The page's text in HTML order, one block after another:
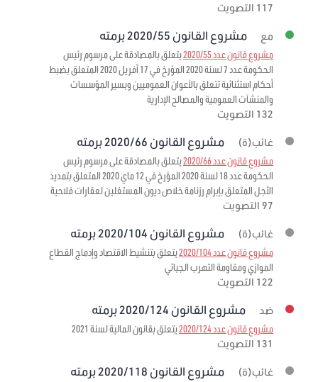
117 التصويت
مع مشروع القانون 2020/55 برمته
مشروع قانون عدد 2020/55
يتعلق بالمصادقة على مرسوم رئيس
الحكومة عدد 7 لسنة 2020 المؤرخ في 17 أفريل 2020 المتعلق بضبط
أحكام استثنائية تتعلق بالأعوان العموميين وبسير المؤسسات
والمنشآت العمومية والمصالح الإدارية
132 التصويت
غائب(ة) مشروع القانون 2020/66 برمته
مشروع قانون عدد 2020/66
يتعلق بالمصادقة على مرسوم رئيس
الحكومة عدد 18 لسنة 2020 المؤرخ في 12 ماي 2020 المتعلق بتمديد
الأجل المتعلق بإبرام رزنامة خلاص ديون المستغلين لعقارات فلاحية
97 التصويت
غائب(ة) مشروع القانون 2020/104 برمته
مشروع قانون عدد 2020/104
يتعلق بتنشيط الاقتصاد وإدماج القطاع
الموازي ومقاومة التهرب الجبائي
122 التصويت
ضد مشروع القانون 2020/124 برمته
مشروع قانون عدد 2020/124
يتعلق بقانون المالية لسنة 2021
131 التصويت
غائب(ة) مشروع القانون 2020/118 برمته